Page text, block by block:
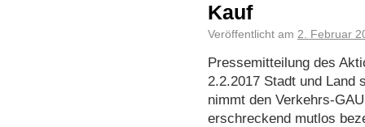
Kauf
Veröffentlicht am 2. Februar
Pressemitteilung des
2.2.2017 Stadt und Land
nimmt den Verkehrs-
erschreckend mutlos